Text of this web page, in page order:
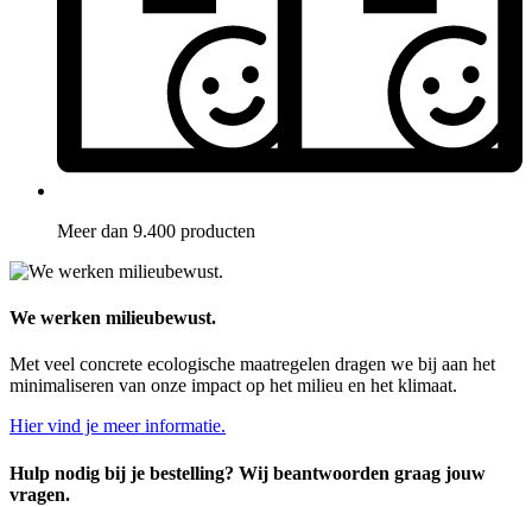
Meer dan 9.400 producten
We werken milieubewust.
Met veel concrete ecologische maatregelen dragen we bij aan het
minimaliseren van onze impact op het milieu en het klimaat.
Hier vind je meer informatie.
Hulp nodig bij je bestelling? Wij beantwoorden graag jouw
vragen.